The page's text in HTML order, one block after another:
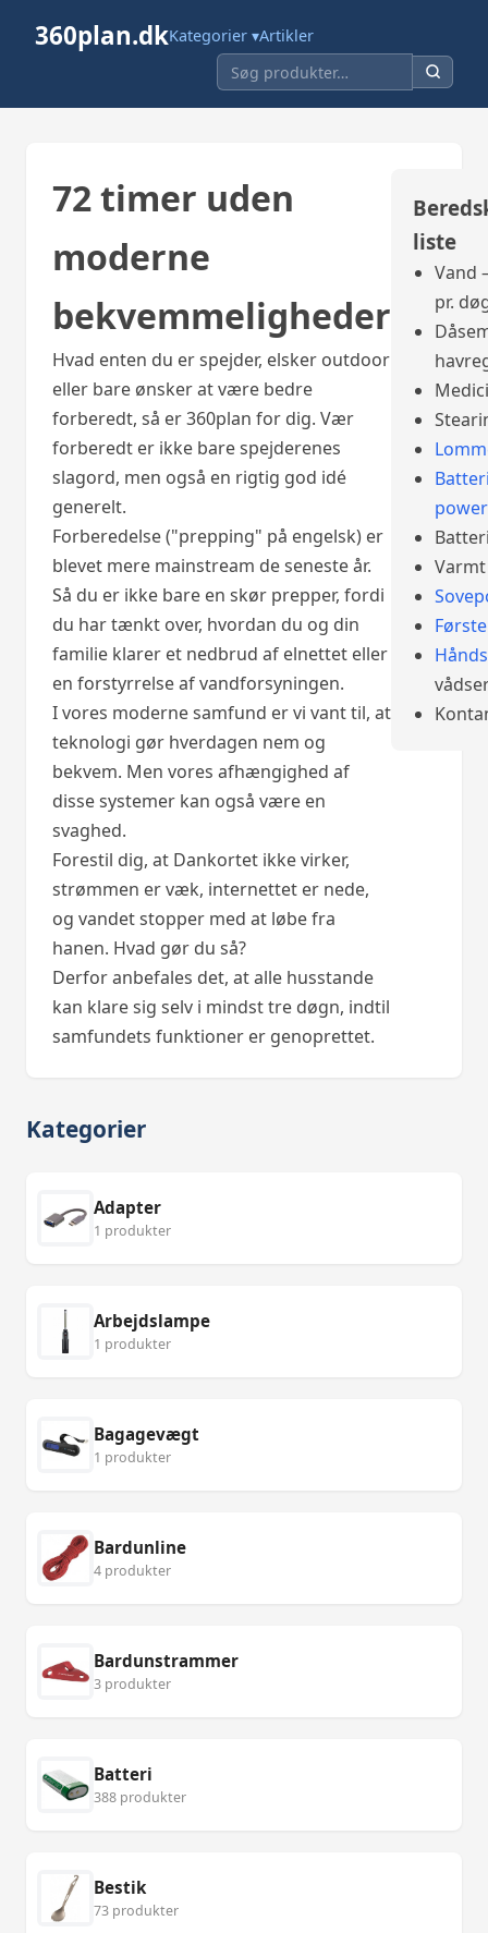
360plan.dkKategorier ▾Artikler
72 timer uden
moderne
bekvemmeligheder
Hvad enten du er spejder, elsker outdoor
eller bare ønsker at være bedre
forberedt, så er 360plan for dig. Vær
forberedt er ikke bare spejderenes
slagord, men også en rigtig god idé
generelt.
Forberedelse ("prepping" på engelsk) er
blevet mere mainstream de seneste år.
Så du er ikke bare en skør prepper, fordi
du har tænkt over, hvordan du og din
familie klarer et nedbrud af elnettet eller
en forstyrrelse af vandforsyningen.
I vores moderne samfund er vi vant til, at
teknologi gør hverdagen nem og
bekvem. Men vores afhængighed af
disse systemer kan også være en
svaghed.
Forestil dig, at Dankortet ikke virker,
strømmen er væk, internettet er nede,
og vandet stopper med at løbe fra
hanen. Hvad gør du så?
Derfor anbefales det, at alle husstande
kan klare sig selv i mindst tre døgn, indtil
samfundets funktioner er genoprettet.
liste
Vand
pr.
Kategorier
Adapter
1 produkter
Arbejdslampe
1 produkter
Bagagevægt
1 produkter
Bardunline
4 produkter
Bardunstrammer
3 produkter
Batteri
388 produkter
Bestik
73 produkter